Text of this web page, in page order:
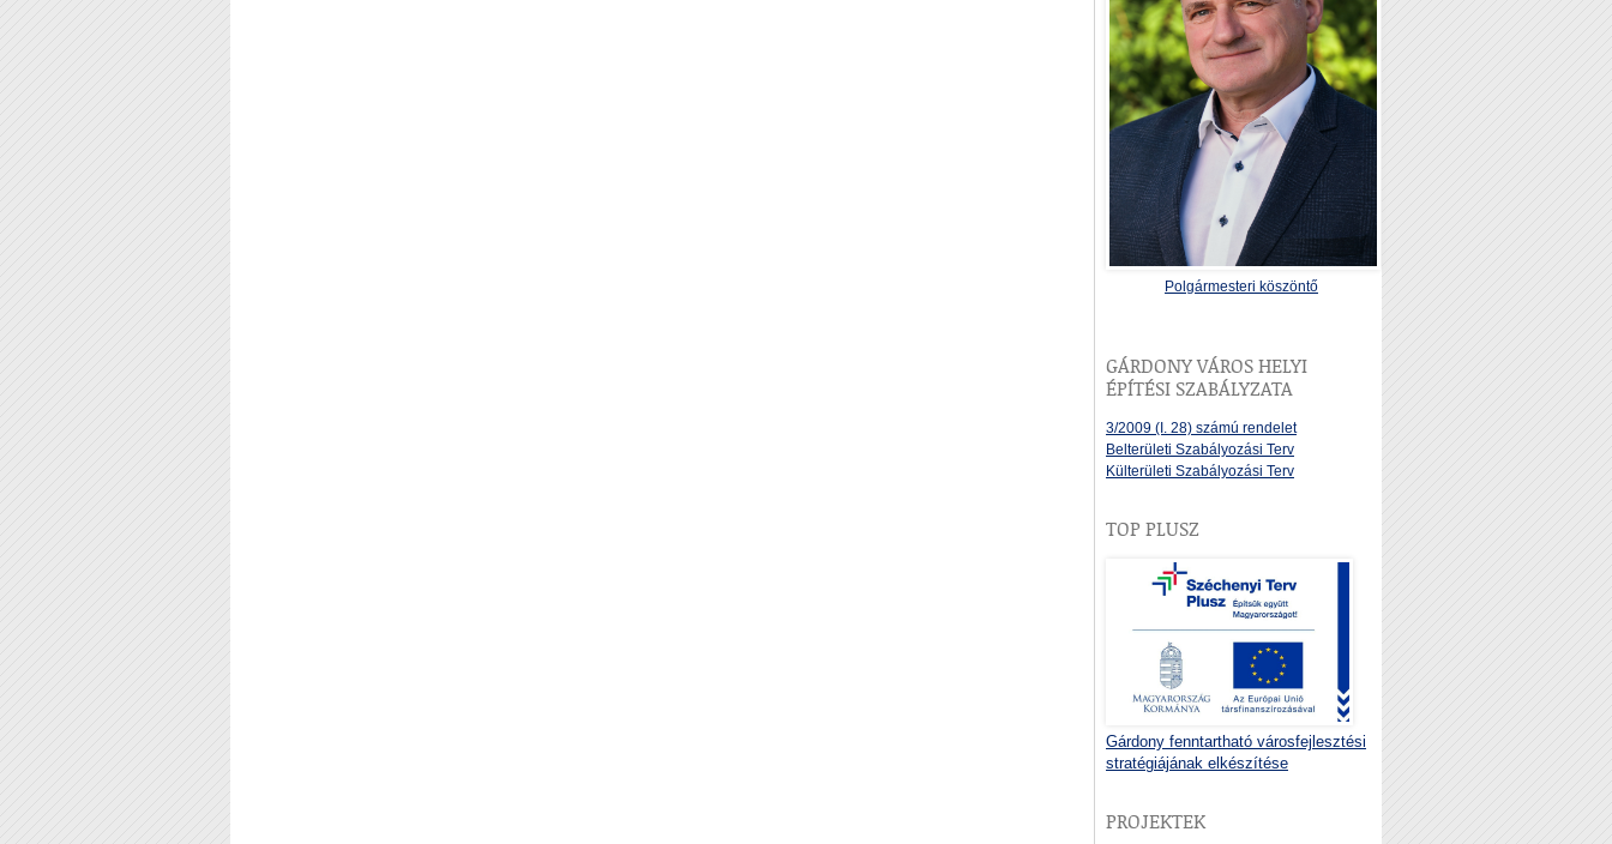
Polgármesteri köszöntő
GÁRDONY VÁROS HELYI
ÉPÍTÉSI SZABÁLYZATA
3/2009 (I. 28) számú rendelet
Belterületi Szabályozási Terv
Külterületi Szabályozási Terv
TOP PLUSZ
Gárdony fenntartható városfejlesztési
stratégiájának elkészítése
PROJEKTEK